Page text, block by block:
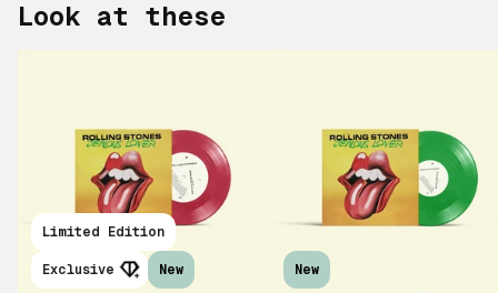
Look at these
Limited Edition
Exclusive New New